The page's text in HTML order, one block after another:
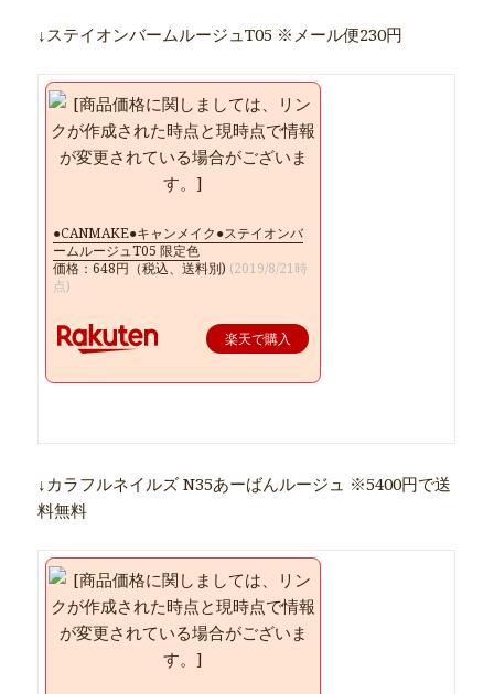
↓ステイオンバームルージュT05 ※メール便230円
●CANMAKE●キャンメイク●ステイオンバ
ームルージュT05 限定色
価格：648円（税込、送料別) (2019/8/21時
点)
楽天で購入
↓カラフルネイルズ N35あーばんルージュ ※5400円で送
料無料